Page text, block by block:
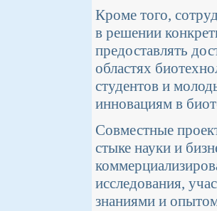
Кроме того,
в решении
предоставлять
областях
студентов и
инновациям в
Совместные
стыке науки и
исследования,
знаниями и